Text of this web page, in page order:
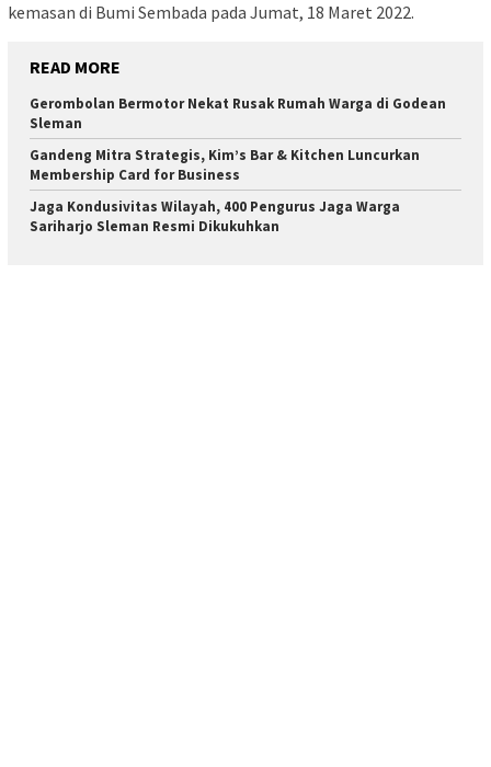
kemasan di Bumi Sembada pada Jumat, 18 Maret 2022.
READ MORE
Gerombolan Bermotor Nekat Rusak Rumah Warga di Godean
Sleman
Gandeng Mitra Strategis, Kim’s Bar & Kitchen Luncurkan
Membership Card for Business
Jaga Kondusivitas Wilayah, 400 Pengurus Jaga Warga
Sariharjo Sleman Resmi Dikukuhkan